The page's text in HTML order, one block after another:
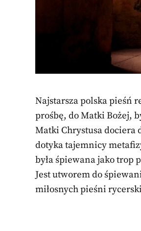
Najstarsza polska pieśń
prośbę, do Matki Bożej,
Matki Chrystusa dociera
dotyka tajemnicy
była śpiewana jako trop
Jest utworem do
miłosnych pieśni